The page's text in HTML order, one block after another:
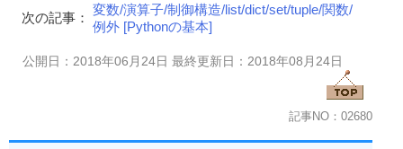
次の記事：
変数/演算子/制御構造/list/dict/set/tuple/関数/
例外 [Pythonの基本]
公開日：2018年06月24日 最終更新日：2018年08月24日
記事NO：02680